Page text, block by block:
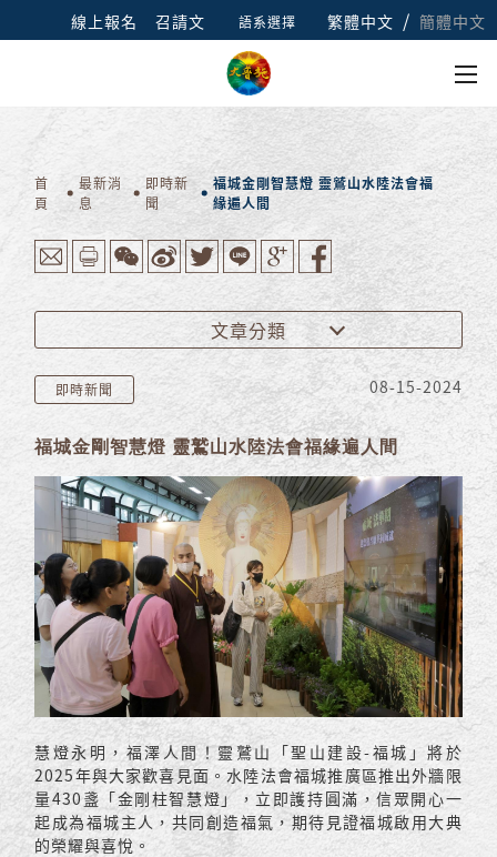
線上報名 召請文 語系選擇 繁體中文 / 簡體中文
首
頁
最新消
息
即時新
聞
福城金剛智慧燈 靈鷲山水陸法會福
緣遍人間
文章分類
即時新聞 08-15-2024
福城金剛智慧燈 靈鷲山水陸法會福緣遍人間
慧燈永明，福澤人間！靈鷲山「聖山建設-福城」將於
2025年與大家歡喜見面。水陸法會福城推廣區推出外牆限
量430盞「金剛柱智慧燈」，立即護持圓滿，信眾開心一
起成為福城主人，共同創造福氣，期待見證福城啟用大典
的榮耀與喜悅。